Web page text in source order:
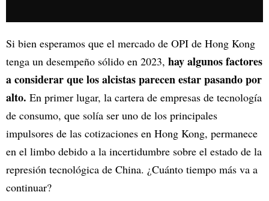
Si bien esperamos que el mercado de OPI de Hong Kong
tenga un desempeño sólido en 2023, hay algunos factores
a considerar que los alcistas parecen estar pasando por
alto. En primer lugar, la cartera de empresas de tecnología
de consumo, que solía ser uno de los principales
impulsores de las cotizaciones en Hong Kong, permanece
en el limbo debido a la incertidumbre sobre el estado de la
represión tecnológica de China. ¿Cuánto tiempo más va a
continuar?